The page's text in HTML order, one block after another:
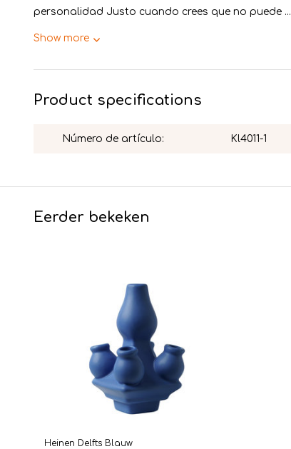
personalidad Justo cuando crees que no puede ...
Show more
Product specifications
Número de artículo: Kl4011-1
Eerder bekeken
Heinen Delfts Blauw